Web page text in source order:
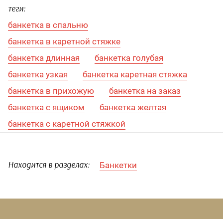
теги:
банкетка в спальню
банкетка в каретной стяжке
банкетка длинная
банкетка голубая
банкетка узкая
банкетка каретная стяжка
банкетка в прихожую
банкетка на заказ
банкетка с ящиком
банкетка желтая
банкетка с каретной стяжкой
Находится в разделах: Банкетки